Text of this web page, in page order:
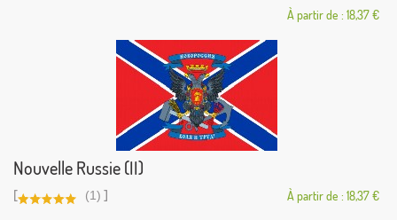
À partir de : 18,37 €
Nouvelle Russie (II)
[ (1) ] À partir de : 18,37 €